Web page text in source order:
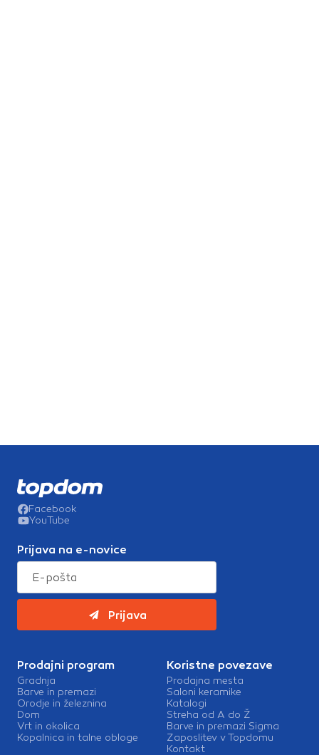
Facebook
YouTube
Prijava na e-novice
Prijava
Prodajni program
Gradnja
Barve in premazi
Orodje in železnina
Dom
Vrt in okolica
Kopalnica in talne obloge
Koristne povezave
Prodajna mesta
Saloni keramike
Katalogi
Streha od A do Ž
Barve in premazi Sigma
Zaposlitev v Topdomu
Kontakt